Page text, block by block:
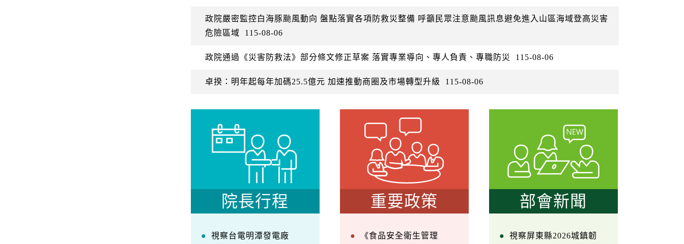
政院嚴密監控白海豚颱風動向 盤點落實各項防救災整備 呼籲民眾注意颱風訊息避免進入山區海域登高災害
危險區域
115-08-06
政院通過《災害防救法》部分條文修正草案 落實專業導向、專人負責、專職防災 115-08-06
卓揆：明年起每年加碼25.5億元 加速推動商圈及市場轉型升級 115-08-06
院長行程
視察台電明潭發電廠
重要政策
《食品安全衛生管理
部會新聞
視察屏東縣2026城鎮韌